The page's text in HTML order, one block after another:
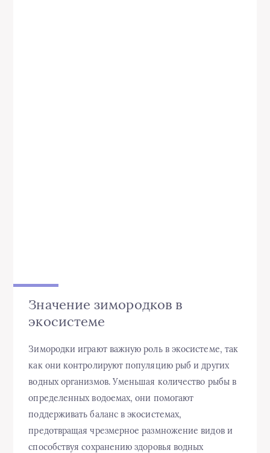
Значение зимородков в
экосистеме
Зимородки играют важную роль в экосистеме, так
как они контролируют популяцию рыб и других
водных организмов. Уменьшая количество рыбы в
определенных водоемах, они помогают
поддерживать баланс в экосистемах,
предотвращая чрезмерное размножение видов и
способствуя сохранению здоровья водных